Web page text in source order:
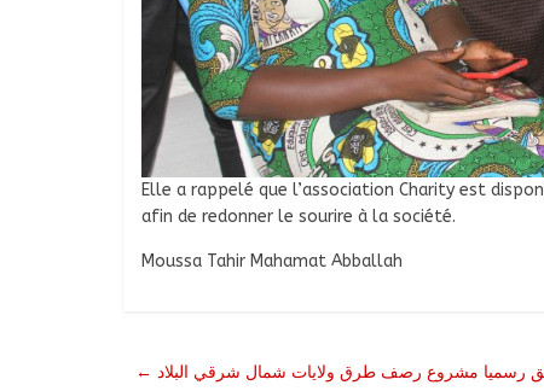
Elle a rappelé que l’association Charity est
afin de redonner le sourire à la société.
Moussa Tahir Mahamat Abballah
← رسميا مشروع رصف طرق ولايات شمال شرقي البلاد